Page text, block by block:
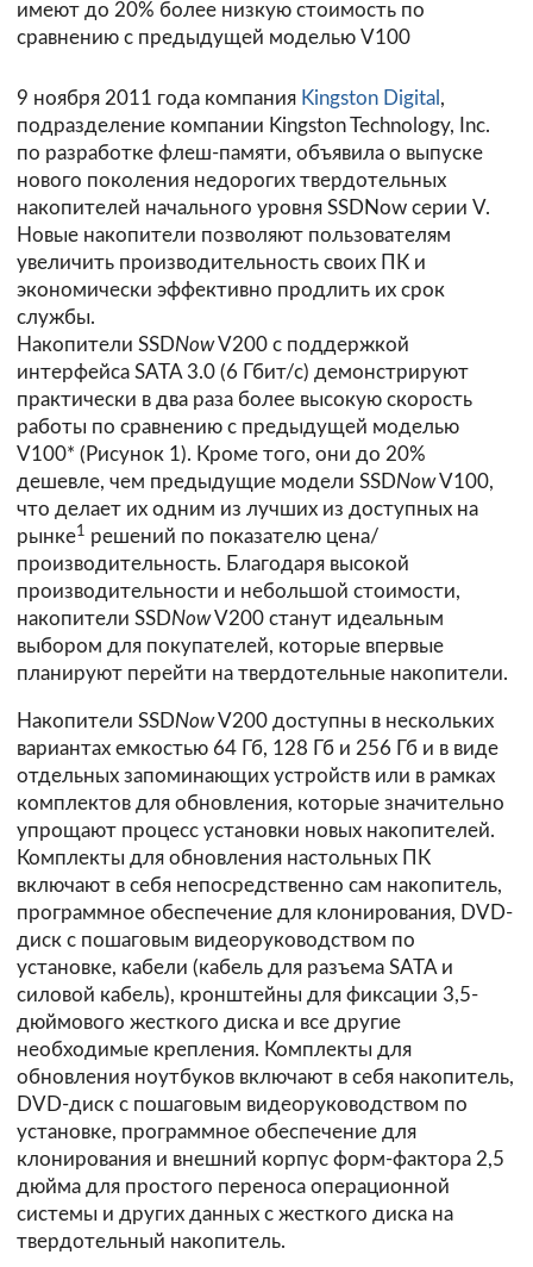
имеют до 20% более низкую стоимость по
сравнению с предыдущей моделью V100
9 ноября 2011 года компания Kingston Digital ,
подразделение компании Kingston Technology, Inc.
по разработке флеш-памяти, объявила о выпуске
нового поколения недорогих твердотельных
накопителей начального уровня SSDNow серии V.
Новые накопители позволяют пользователям
увеличить производительность своих ПК и
экономически эффективно продлить их срок
службы.
Накопители SSDNowV200 с поддержкой
интерфейса SATA 3.0 (6 Гбит/с) демонстрируют
практически в два раза более высокую скорость
работы по сравнению с предыдущей моделью
V100* (Рисунок 1). Кроме того, они до 20%
дешевле, чем предыдущие модели SSDNowV100,
что делает их одним из лучших из доступных на
рынке1
решений по показателю цена/
производительность. Благодаря высокой
производительности и небольшой стоимости,
накопители SSDNowV200 станут идеальным
выбором для покупателей, которые впервые
планируют перейти на твердотельные накопители.
Накопители SSDNowV200 доступны в нескольких
вариантах емкостью 64 Гб, 128 Гб и 256 Гб и в виде
отдельных запоминающих устройств или в рамках
комплектов для обновления, которые значительно
упрощают процесс установки новых накопителей.
Комплекты для обновления настольных ПК
включают в себя непосредственно сам накопитель,
программное обеспечение для клонирования, DVD-
диск с пошаговым видеоруководством по
установке, кабели (кабель для разъема SATA и
силовой кабель), кронштейны для фиксации 3,5-
дюймового жесткого диска и все другие
необходимые крепления. Комплекты для
обновления ноутбуков включают в себя накопитель,
DVD-диск с пошаговым видеоруководством по
установке, программное обеспечение для
клонирования и внешний корпус форм-фактора 2,5
дюйма для простого переноса операционной
системы и других данных с жесткого диска на
твердотельный накопитель.